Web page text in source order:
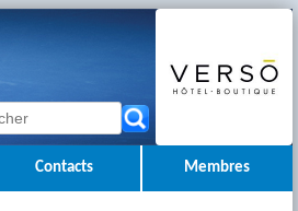
Contacts Membres